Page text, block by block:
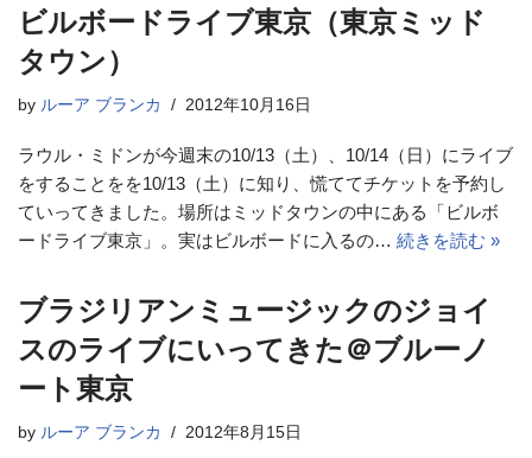
ビルボードライブ東京（東京ミッド
タウン）
by ルーア ブランカ 2012年10月16日
ラウル・ミドンが今週末の10/13（土）、10/14（日）にライブ
をすることをを10/13（土）に知り、慌ててチケットを予約し
ていってきました。場所はミッドタウンの中にある「ビルボ
ードライブ東京」。実はビルボードに入るの… 続きを読む »
ブラジリアンミュージックのジョイ
スのライブにいってきた＠ブルーノ
ート東京
by ルーア ブランカ 2012年8月15日